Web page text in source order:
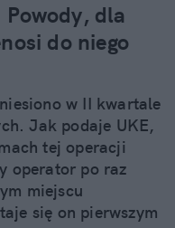
dla
do niego
w II kwartale
Jak podaje UKE,
tej operacji
operator po raz
miejscu
się on pierwszym